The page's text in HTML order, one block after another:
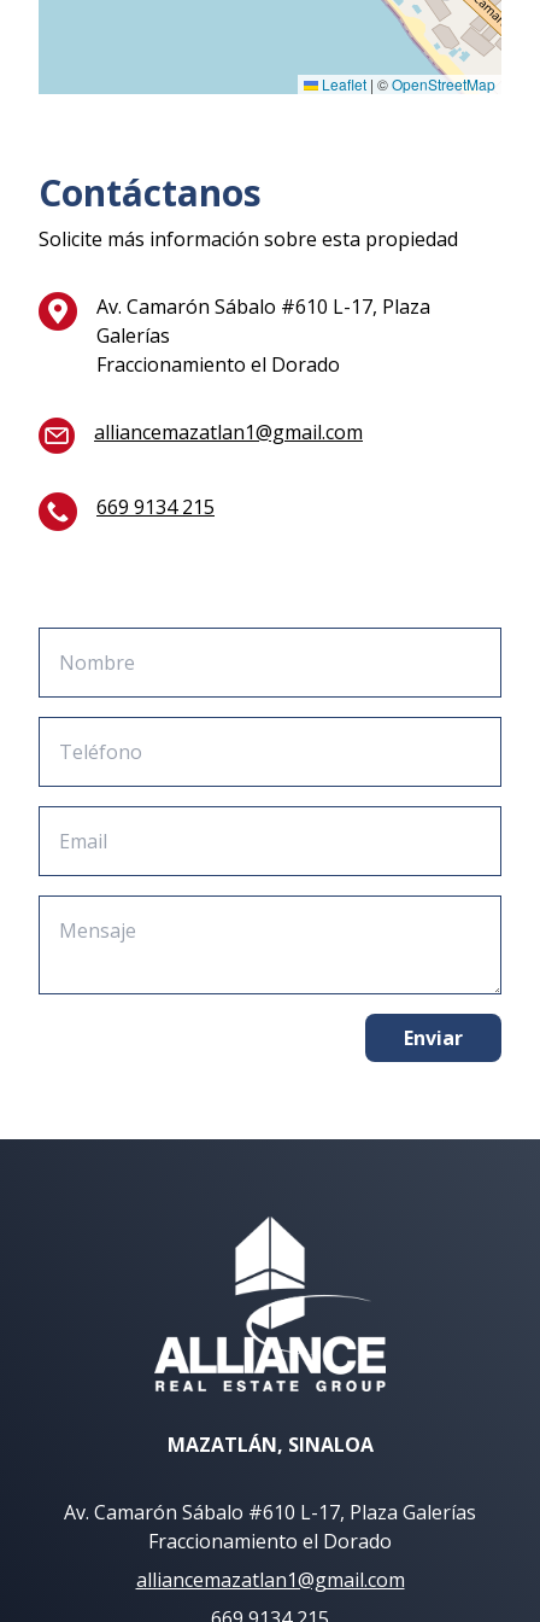
Leaflet | ©OpenStreetMap
Contáctanos
Solicite más información sobre esta propiedad
Av. Camarón Sábalo #610 L-17, Plaza
Galerías
Fraccionamiento el Dorado
alliancemazatlan1@gmail.com
669 9134 215
Enviar
MAZATLÁN, SINALOA
Av. Camarón Sábalo #610 L-17, Plaza Galerías
Fraccionamiento el Dorado
alliancemazatlan1@gmail.com